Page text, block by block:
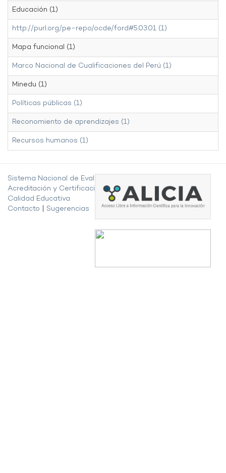
Educación (1)
http://purl.org/pe-repo/ocde/ford#5.03.01 (1)
Mapa funcional (1)
Marco Nacional de Cualificaciones del Perú (1)
Minedu (1)
Políticas públicas (1)
Reconomiento de aprendizajes (1)
Recursos humanos (1)
Sistema Nacional de Evaluación,
Acreditación y Certificación de la
Calidad Educativa
Contacto
Sugerencias